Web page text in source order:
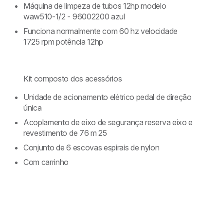
Máquina de limpeza de tubos 12hp modelo
waw510-1/2 - 96002200 azul
Funciona normalmente com 60 hz velocidade
1725 rpm potência 12hp
Kit composto dos acessórios
Unidade de acionamento elétrico pedal de direção
única
Acoplamento de eixo de segurança reserva eixo e
revestimento de 76 m 25
Conjunto de 6 escovas espirais de nylon
Com carrinho